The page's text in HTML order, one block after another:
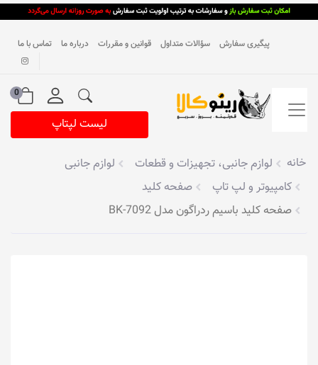
پیگیری سفارش سؤالات متداول قوانین و مقررات درباره ما تماس با ما
0
لیست لپتاپ
خانه لوازم جانبی، تجهیزات و قطعات
لوازم جانبی
کامپیوتر و لپ تاپ
صفحه کلید
صفحه کلید باسیم ردراگون مدل BK-7092